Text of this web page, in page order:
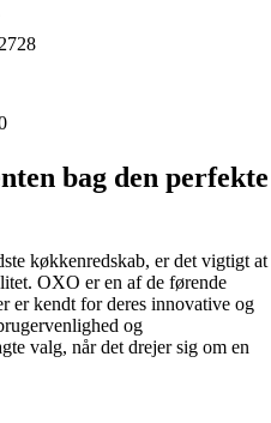
bag den perfekte
køkkenredskab, er det vigtigt at
OXO er en af de førende
er kendt for deres innovative og
og
valg, når det drejer sig om en